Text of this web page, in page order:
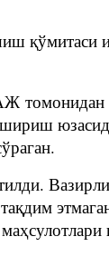
қўмитаси